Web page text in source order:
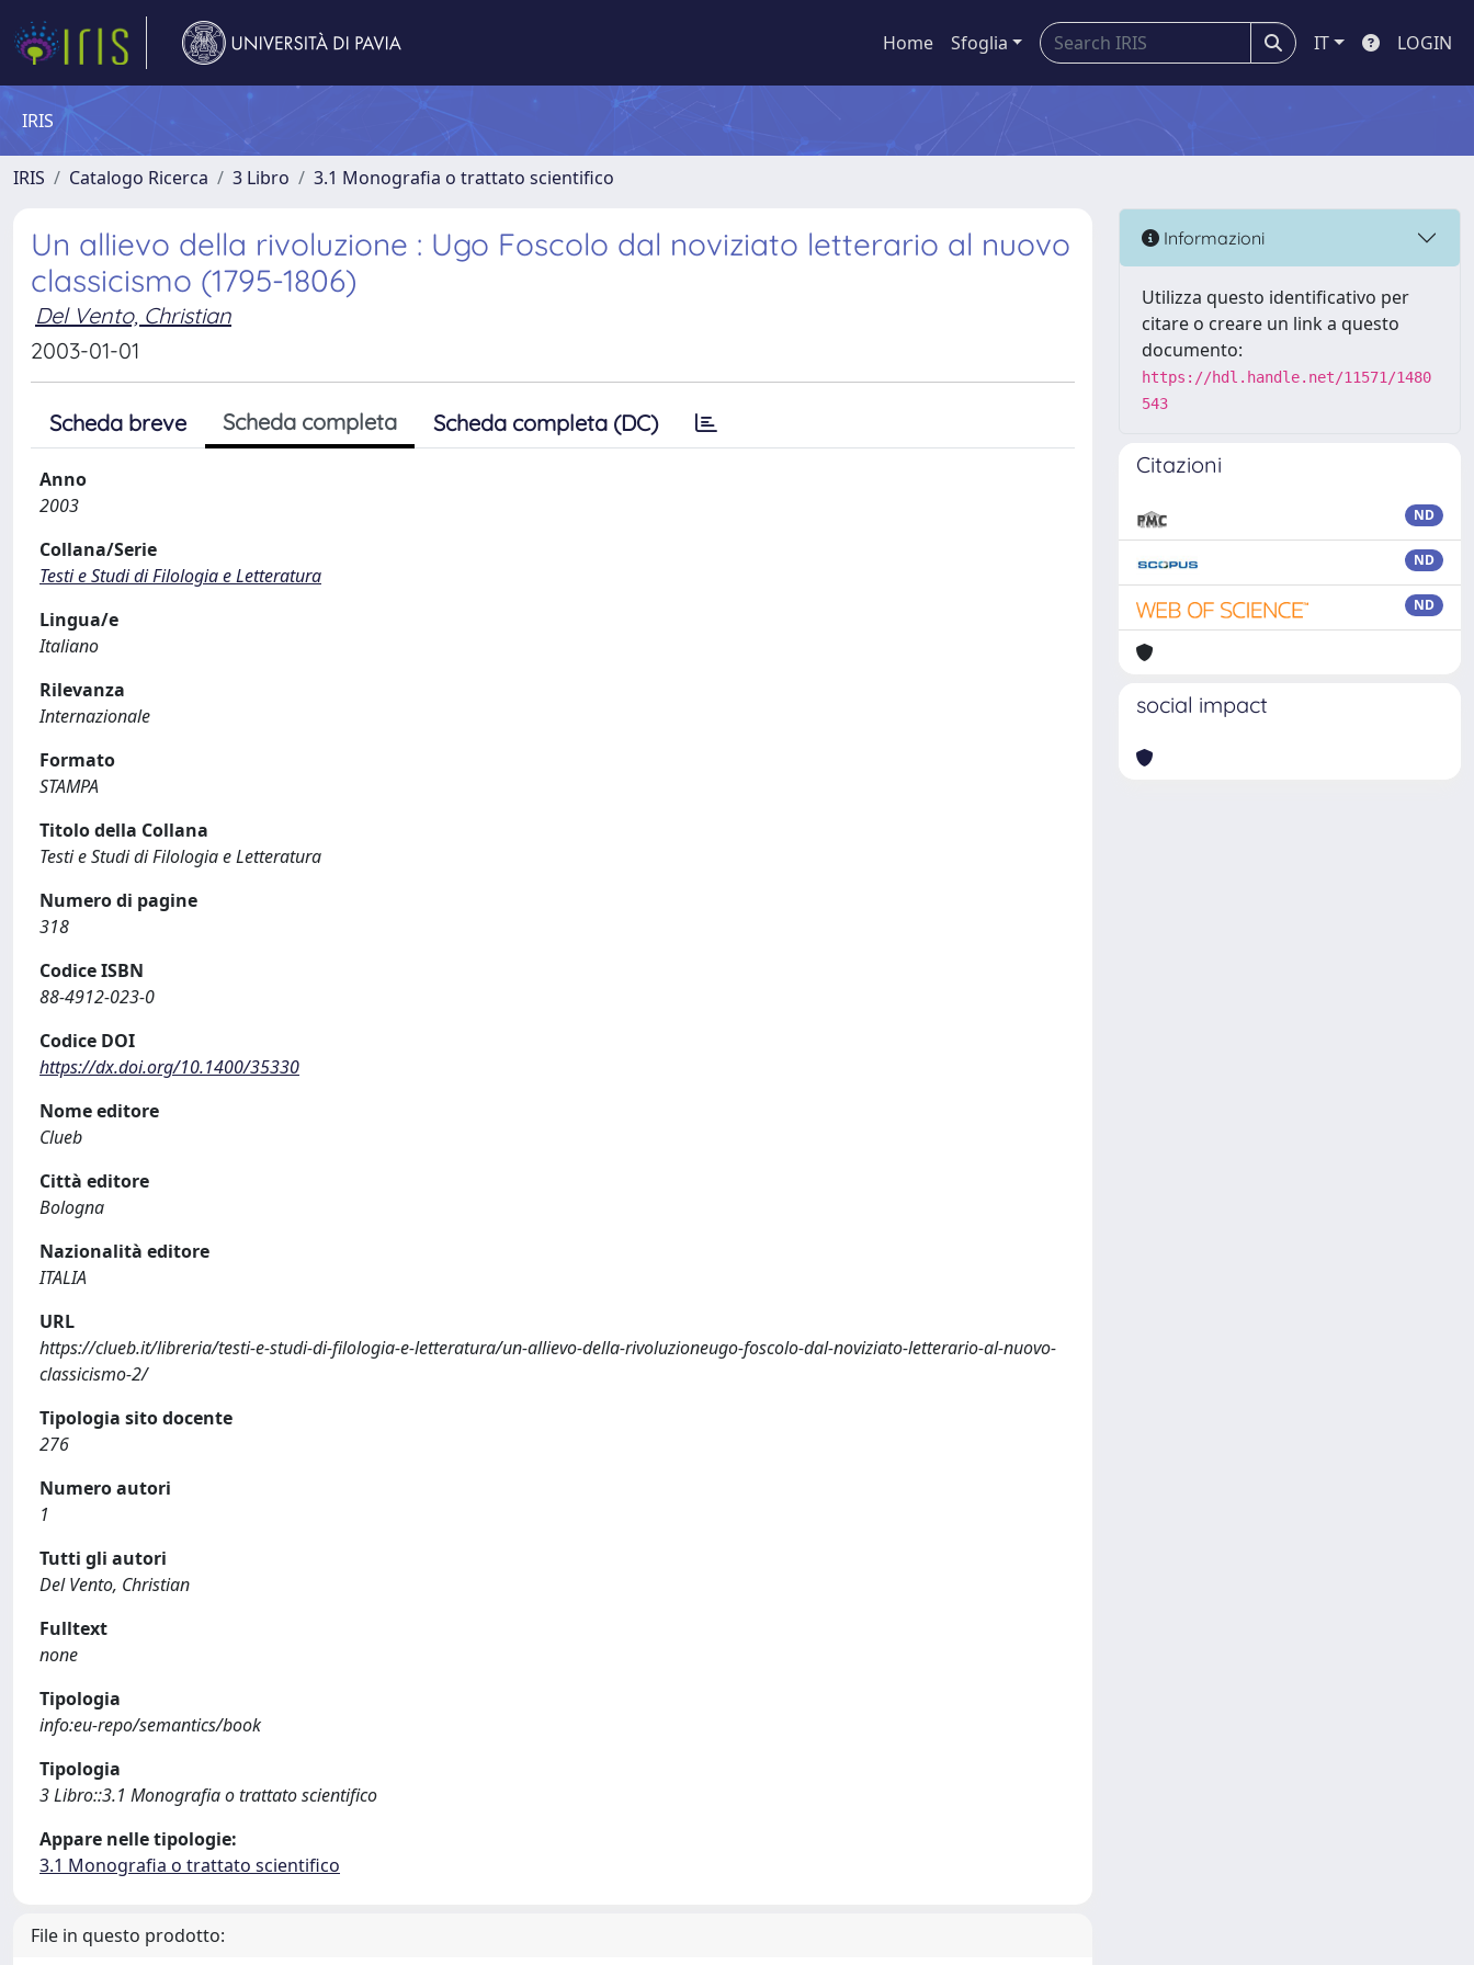
Home Sfoglia IT LOGIN
IRIS
IRIS Catalogo Ricerca 3 Libro 3.1 Monografia o trattato scientifico
Un allievo della rivoluzione : Ugo Foscolo dal noviziato letterario al nuovo
classicismo (1795-1806)
Del Vento, Christian
2003-01-01
Scheda breve Scheda completa Scheda completa (DC)
Anno
2003
Collana/Serie
Testi e Studi di Filologia e Letteratura
Lingua/e
Italiano
Rilevanza
Internazionale
Formato
STAMPA
Titolo della Collana
Testi e Studi di Filologia e Letteratura
Numero di pagine
318
Codice ISBN
88-4912-023-0
Codice DOI
https://dx.doi.org/10.1400/35330
Nome editore
Clueb
Città editore
Bologna
Nazionalità editore
ITALIA
URL
https://clueb.it/libreria/testi-e-studi-di-filologia-e-letteratura/un-allievo-della-rivoluzioneugo-foscolo-dal-noviziato-letterario-al-nuovo-
classicismo-2/
Tipologia sito docente
276
Numero autori
1
Tutti gli autori
Del Vento, Christian
Fulltext
none
Tipologia
info:eu-repo/semantics/book
Tipologia
3 Libro::3.1 Monografia o trattato scientifico
Appare nelle tipologie:
3.1 Monografia o trattato scientifico
File in questo prodotto:
Informazioni
Utilizza questo identificativo per
citare o creare un link a questo
documento:
https://hdl.handle.net/11571/1480
543
Citazioni
ND
ND
ND
social impact